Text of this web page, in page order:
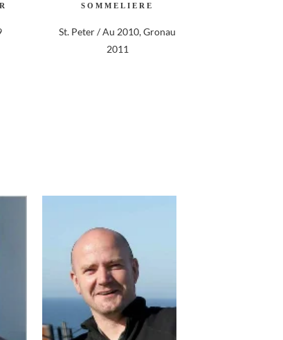
SOMMELIERE
St. Peter / Au 2010, Gronau
2011